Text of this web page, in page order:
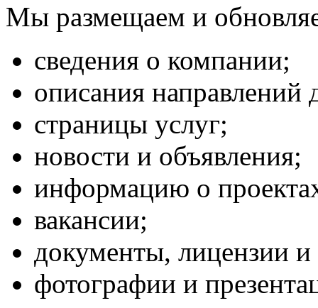
Мы размещаем и
сведения о компании;
описания направлений
страницы услуг;
новости и объявления;
информацию о
вакансии;
документы, лицензии
фотографии и